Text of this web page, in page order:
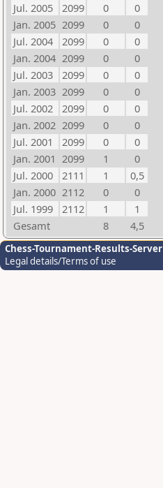
Jul. 2005
2099 0
0
Jan. 2005 2099 0
0
Jul. 2004
2099 0
0
Jan. 2004 2099 0
0
Jul. 2003
2099 0
0
Jan. 2003 2099 0
0
Jul. 2002
2099 0
0
Jan. 2002 2099 0
0
Jul. 2001
2099 0
0
Jan. 2001 2099 1
0
Jul. 2000
2111 1
0,5
Jan. 2000 2112 0
0
Jul. 1999
2112 1
1
Gesamt
8 4,5
Chess-Tournament-Results-Server
Legal details/Terms of use